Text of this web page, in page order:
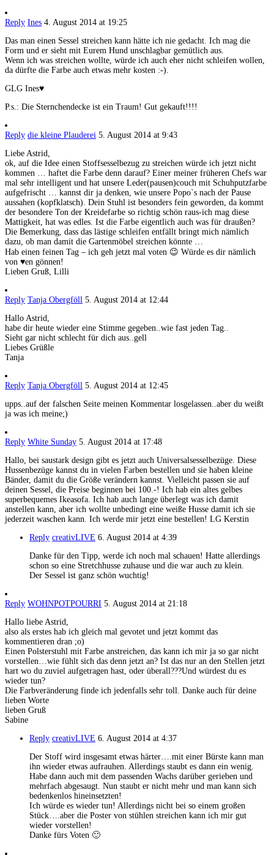
Reply Ines 4. August 2014 at 19:25
Das man einen Sessel streichen kann hätte ich nie gedacht. Ich mag die
Form und er sieht mit Eurem Hund unschlagbar gemütlich aus.
Wenn ich was streichen wollte, würde ich auch eher nicht schleifen wollen,
da dürfte die Farbe auch etwas mehr kosten :-).
GLG Ines♥
P.s.: Die Sternchendecke ist ein Traum! Gut gekauft!!!!
Reply die kleine Plauderei 5. August 2014 at 9:43
Liebe Astrid,
ok, auf die Idee einen Stoffsesselbezug zu streichen würde ich jetzt nicht
kommen … haftet die Farbe denn darauf? Einer meiner früheren Chefs war
mal sehr intelligent und hat unsere Leder(pausen)couch mit Schuhputzfarbe
aufgefrischt … kannst dir ja denken, wie unsere Popo`s nach der Pause
aussahen (kopfklatsch). Dein Stuhl ist besonders fein geworden, da kommt
der besondere Ton der Kreidefarbe so richtig schön raus-ich mag diese
Mattigkeit, hat was edles. Ist die Farbe eigentlich auch was für draußen?
Die Bemerkung, dass das lästige schleifen entfällt bringt mich nämlich
dazu, ob man damit die Gartenmöbel streichen könnte …
Hab einen feinen Tag – ich geh jetzt mal voten 😉 Würde es dir nämlich
von ♥en gönnen!
Lieben Gruß, Lilli
Reply Tanja Obergföll 5. August 2014 at 12:44
Hallo Astrid,
habe dir heute wieder eine Stimme gegeben..wie fast jeden Tag..
Sieht gar nicht schlecht für dich aus..gell
Liebes Grüßle
Tanja
Reply Tanja Obergföll 5. August 2014 at 12:45
upps..auf der falschen Seite meinen Kommentar losgelassen..aber du weißt
ja was ich meine;)
Reply White Sunday 5. August 2014 at 17:48
Hallo, bei saustark design gibt es jetzt auch Universalsesselbezüge. Diese
Hussenbezüge kannst du in vielen Farben bestellen und sie haben kleine
Bänder, damit du die Größe verändern kannst. Vielleicht passen sie auf
deinen Sessel, die Preise beginnen bei 100.-! Ich hab ein altes gelbes
superbequemes Ikeasofa. Ich hab auch lange überlegt was ich damit
anstellen kann, aber ich wollte unbedingt eine weiße Husse damit ich sie
jederzeit waschen kann. Ich werde mir jetzt eine bestellen! LG Kerstin
Reply creativLIVE 6. August 2014 at 4:39
Danke für den Tipp, werde ich noch mal schauen! Hatte allerdings
schon so eine Stretchhusse zuhause und die war auch zu klein.
Der Sessel ist ganz schön wuchtig!
Reply WOHNPOTPOURRI 5. August 2014 at 21:18
Hallo liebe Astrid,
also als erstes hab ich gleich mal gevotet und jetzt kommt das
kommentieren dran ;o)
Einen Polsterstuhl mit Farbe anstreichen, das kann ich mir ja so gar nicht
vorstellen…wie fühlt sich das denn jetzt an? Ist das nur an den Stellen jetzt
hart wo du zuviel aufgetragen hast, oder überall???Und würdest du es
wieder tun?
Die Farbveränderung finde ich jedenfalls sehr toll. Danke auch für deine
lieben Worte
lieben Gruß
Sabine
Reply creativLIVE 6. August 2014 at 4:37
Der Stoff wird insgesamt etwas härter….mit einer Bürste kann man
ihn wieder etwas aufrauhen. Allerdings staubt es dann ein wenig.
Habe dann auch mit dem passenden Wachs darüber gerieben und
mehrfach abgesaugt. Nun staubt er nicht mehr und man kann sich
bedenkenlos hineinsetzten!
Ich würde es wieder tun! Allerdings nicht bei so einem großen
Stück….aber die Poster von stühlen streichen kann ich mir gut
wieder vorstellen!
Danke fürs Voten 🙂